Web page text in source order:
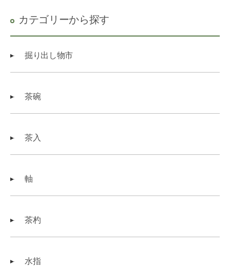
カテゴリーから探す
掘り出し物市
茶碗
茶入
軸
茶杓
水指